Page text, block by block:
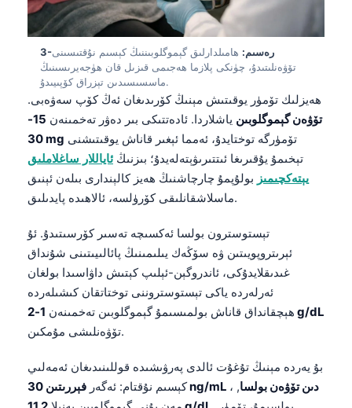
3-رەسىم: ھامىلدارلىق گېموگلوبىننىڭ كېسىم نۇقتىسىنى
تۆۋەنلىتىدۇ، چۈنكى پلازما ھەجىمى قىزىل قان ھۈجەيرىسىنىڭ
ماسسىسىدىن تېزراق كۆپىيىدۇ.
ھەيزلىك تۆمۈر يوقىتىش مېنىڭ كۆرىدىغان ئەڭ كۆپ سەۋەبى.
تۆۋەن گېموگلوبىن ياشلاردا. ئادەتتىكى بىر دەۋر تەخمىنەن
15-
30 mg
تېخىمۇ يۇقىرىغا ئىتتىرىۋېتەلەيدۇ؛ بىزنىڭ ئاياللار ساغلاملىق
يېتەكچىمىز بولۇپمۇ چارچاشنىڭ ھەيز كالېندارى بىلەن ئېنىق
ماسلاشقانلىقى كۆرۈلسە، ئالاھىدە پايدىلىق.
تېستوسترون بولسا ئەكسىچە تەسىر كۆرسىتىدۇ. ئۇ
ئېرىتروپويىتىن ۋە سۆڭەك يىلىمىنىڭ پائالىيىتىنى شۇنداق
غىدىقلايدۇكى، ئاندروگېن-ئېلىپ كېتىش داۋاسىدا بولغان
ئەرلەردە ياكى تېستوستروننى توختاتقان كىشىلەردە
ھېچقانداق قاناش بولمىسىمۇ گېموگلوبىن تەخمىنەن 1-2 g/dL
تۆۋەنلىشى مۇمكىن.
بۇ يەردە مېنىڭ تۇغۇت ئالدى پەرۋىشىدە قوللىنىدىغان ئەمەلىي
كېسىم نۇقتام: ئەگەر
فېررىتىن 30 ng/mL دىن تۆۋەن بولسا, ،